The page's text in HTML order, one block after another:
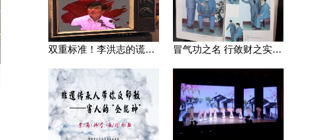
双重标准！李洪志的谎言藏不住了 冒气功之名 行敛财之实 张宏堡义女“小倩”团伙覆灭记